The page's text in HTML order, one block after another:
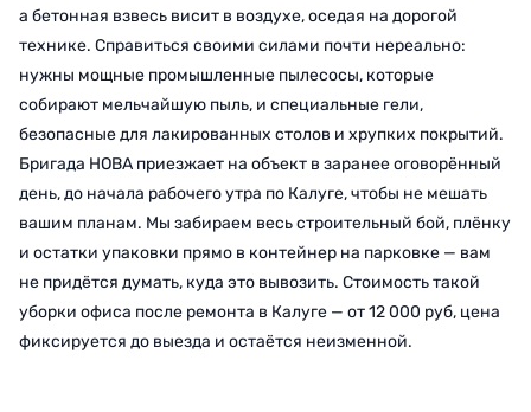
а бетонная взвесь висит в воздухе, оседая на дорогой
технике. Справиться своими силами почти нереально:
нужны мощные промышленные пылесосы, которые
собирают мельчайшую пыль, и специальные гели,
безопасные для лакированных столов и хрупких покрытий.
Бригада НОВА приезжает на объект в заранее оговорённый
день, до начала рабочего утра по Калуге, чтобы не мешать
вашим планам. Мы забираем весь строительный бой, плёнку
и остатки упаковки прямо в контейнер на парковке — вам
не придётся думать, куда это вывозить. Стоимость такой
уборки офиса после ремонта в Калуге — от 12 000 руб, цена
фиксируется до выезда и остаётся неизменной.